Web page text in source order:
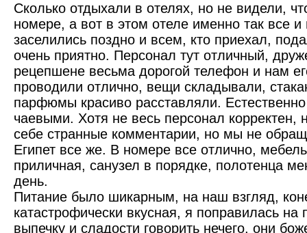
Сколько отдыхали в отелях, но не видели,
номере, а вот в этом отеле именно так все
заселились поздно и всем, кто приехал,
очень приятно. Персонал тут отличный,
рецепшене весьма дорогой телефон и нам
проводили отлично, вещи складывали,
парфюмы красиво расставляли.
чаевыми. Хотя не весь персонал корректен,
себе странные комментарии, но мы не
Египет все же. В номере все отлично,
приличная, санузел в порядке, полотенца
день.
Питание было шикарным, на наш взгляд,
катастрофически вкусная, я поправилась
выпечку и сладости говорить нечего, они